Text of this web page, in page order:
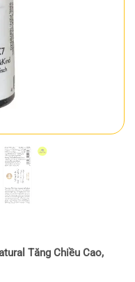
Tăng Chiều Cao,